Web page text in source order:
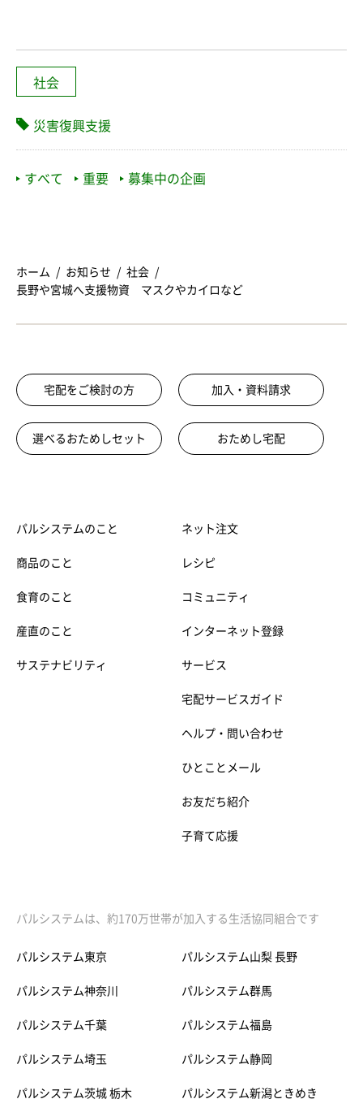
社会
災害復興支援
すべて 重要 募集中の企画
ホーム お知らせ
社会
長野や宮城へ支援物資 マスクやカイロなど
宅配をご検討の方 加入・資料請求
選べるおためしセット おためし宅配
パルシステムのこと
商品のこと
食育のこと
産直のこと
サステナビリティ
ネット注文
レシピ
コミュニティ
インターネット登録
サービス
宅配サービスガイド
ヘルプ・問い合わせ
ひとことメール
お友だち紹介
子育て応援
パルシステムは、約170万世帯が加入する生活協同組合です
パルシステム東京
パルシステム神奈川
パルシステム千葉
パルシステム埼玉
パルシステム茨城 栃木
パルシステム山梨 長野
パルシステム群馬
パルシステム福島
パルシステム静岡
パルシステム新潟ときめき